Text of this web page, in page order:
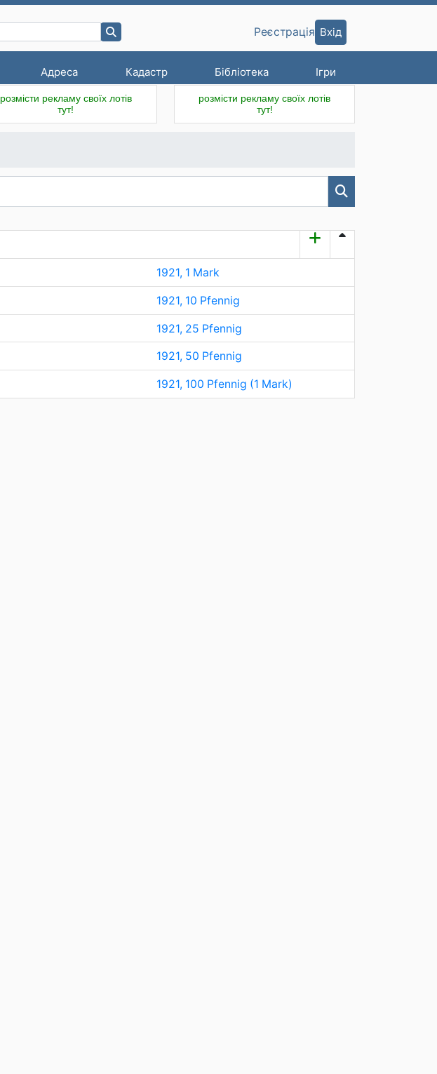
Адреса Кадастр Бібліотека Ігри
Реєстрація Вхід
розмісти рекламу своїх лотів
тут!
розмісти рекламу своїх лотів
тут!
1921, 1 Mark
1921, 10 Pfennig
1921, 25 Pfennig
1921, 50 Pfennig
1921, 100 Pfennig (1 Mark)